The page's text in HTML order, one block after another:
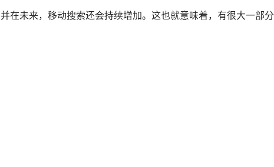
在未来，移动搜索还会持续增加。这也就意味着，有很大一部分